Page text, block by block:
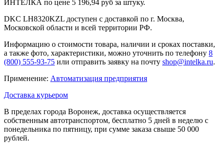
ИНТЕЛКА по цене 5 196,94 руб за штуку.
DKC LH8320KZL доступен с доставкой по г. Москва,
Московской области и всей территории РФ.
Информацию о стоимости товара, наличии и сроках поставки,
а также фото, характеристики, можно уточнить по телефону 8
(800) 555-93-75 или отправить заявку на почту shop@intelka.ru.
Применение: Автоматизация предприятия
Доставка курьером
В пределах города Воронеж, доставка осуществляется
собственным автотранспортом, бесплатно 5 дней в неделю с
понедельника по пятницу, при сумме заказа свыше 50 000
рублей.